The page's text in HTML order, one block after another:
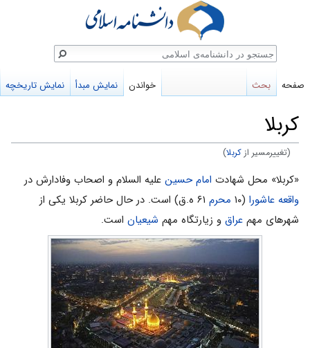
کربلا
(تغییرمسیر ازكربلا)
پرش
به
ناوبری
پرش
به
جستجو
«کربلا» محل شهادت امام حسین علیه السلام و اصحاب وفادارش در
واقعه عاشورا (۱۰ محرم
۶۱ ه.ق) است. در حال حاضر کربلا یکی از
شهرهای مهم عراق و زیارتگاه مهم شیعیان است.
صفحه بحث خواندن نمایش مبدأ نمایش تاریخچه
جستجو